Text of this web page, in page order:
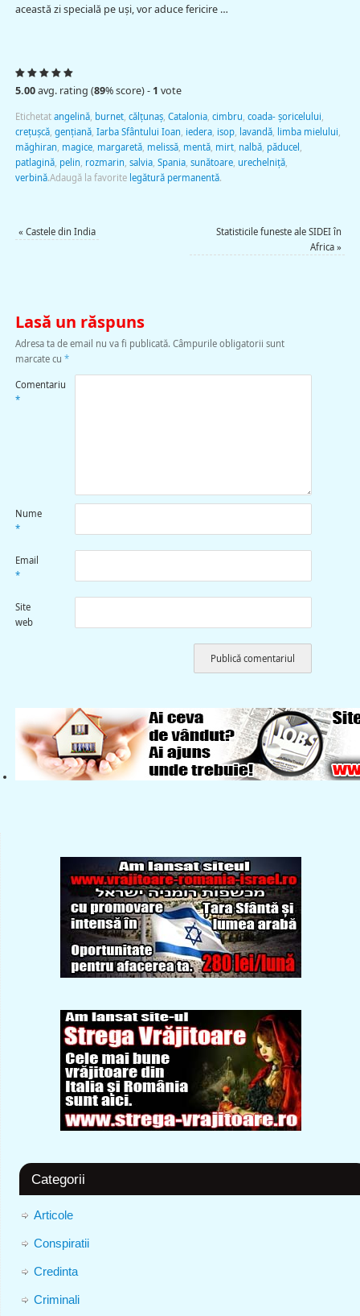
această zi specială pe uşi, vor aduce fericire …
5.00avg. rating (89% score) - 1 vote
Etichetat angelină, burnet, călţunaş, Catalonia, cimbru, coada- şoricelului,
creţuşcă, genţiană, Iarba Sfântului Ioan, iedera, isop, lavandă, limba mielului,
măghiran, magice, margaretă, melissă, mentă, mirt, nalbă, păducel ,
patlagină, pelin, rozmarin, salvia, Spania, sunătoare, urechelniţă,
verbină.Adaugă la favorite legătură permanentă.
« Castele din India
Statisticile funeste ale SIDEI în
Africa»
Lasă un răspuns
Adresa ta de email nu va fi publicată. Câmpurile obligatorii sunt
marcate cu *
Comentariu
*
Nume
*
Email
*
Site
web
Categorii
Articole
Conspiratii
Credinta
Criminali